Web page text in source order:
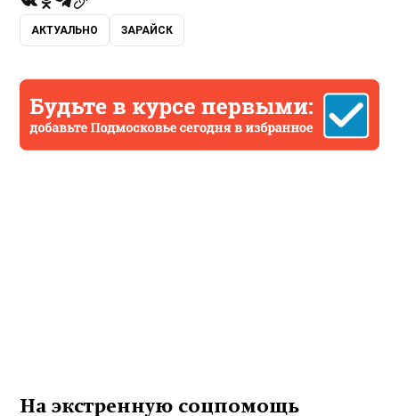
АКТУАЛЬНО ЗАРАЙСК
На экстренную соцпомощь